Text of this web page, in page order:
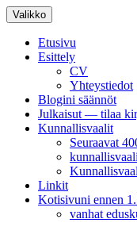
Siirry
sisältöön
Valikko
Etusivu
Esittely
CV
Yhteystiedot
Blogini säännöt
Julkaisut — tilaa
Kunnallisvaalit
Seuraavat
Linkit
Kotisivuni ennen
vanhat